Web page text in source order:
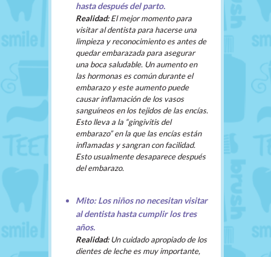
hasta después del parto.
Realidad:El mejor momento para
visitar al dentista para hacerse una
limpieza y reconocimiento es antes de
quedar embarazada para asegurar
una boca saludable. Un aumento en
las hormonas es común durante el
embarazo y este aumento puede
causar inflamación de los vasos
sanguíneos en los tejidos de las encías.
Esto lleva a la “gingivitis del
embarazo” en la que las encías están
inflamadas y sangran con facilidad.
Esto usualmente desaparece después
del embarazo.
Mito: Los niños no necesitan visitar
al dentista hasta cumplir los tres
años.
Realidad:Un cuidado apropiado de los
dientes de leche es muy importante,